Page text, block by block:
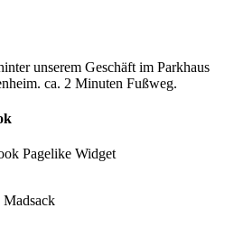
unserem Geschäft im Parkhaus
ca. 2 Minuten Fußweg.